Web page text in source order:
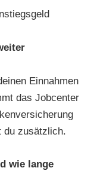
Einnahmen
das Jobcenter
du zusätzlich.
wie lange